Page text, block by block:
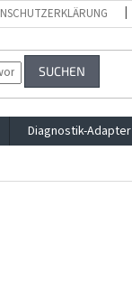
SUCHEN
Diagnostik-Adapter